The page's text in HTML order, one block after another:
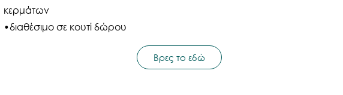
κερμάτων
•διαθέσιμο σε κουτί δώρου
Βρες το εδώ